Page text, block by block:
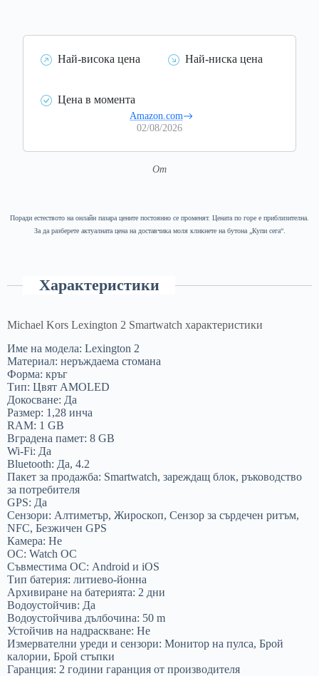
Най-висока цена Най-ниска цена
Цена в момента
Amazon.com
02/08/2026
От
Поради естеството на онлайн пазара цените постоянно се променят. Цената по горе е приблизителна.
За да разберете актуалната цена на доставчика моля кликнете на бутона „Купи сега“.
Характеристики
Michael Kors Lexington 2 Smartwatch характеристики
Име на модела: Lexington 2
Материал: неръждаема стомана
Форма: кръг
Тип: Цвят AMOLED
Докосване: Да
Размер: 1,28 инча
RAM: 1 GB
Вградена памет: 8 GB
Wi-Fi: Да
Bluetooth: Да, 4.2
Пакет за продажба: Smartwatch, зареждащ блок, ръководство
за потребителя
GPS: Да
Сензори: Алтиметър, Жироскоп, Сензор за сърдечен ритъм,
NFC, Безжичен GPS
Камера: Не
ОС: Watch ОС
Съвместима ОС: Android и iOS
Тип батерия: литиево-йонна
Архивиране на батерията: 2 дни
Водоустойчив: Да
Водоустойчива дълбочина: 50 m
Устойчив на надраскване: Не
Измервателни уреди и сензори: Монитор на пулса, Брой
калории, Брой стъпки
Гаранция: 2 години гаранция от производителя